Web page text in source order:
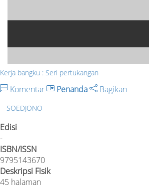
Kerja bangku : Seri pertukangan
Komentar Penanda Bagikan
SOEDJONO
Edisi
-
ISBN/ISSN
9795143670
Deskripsi Fisik
45 halaman